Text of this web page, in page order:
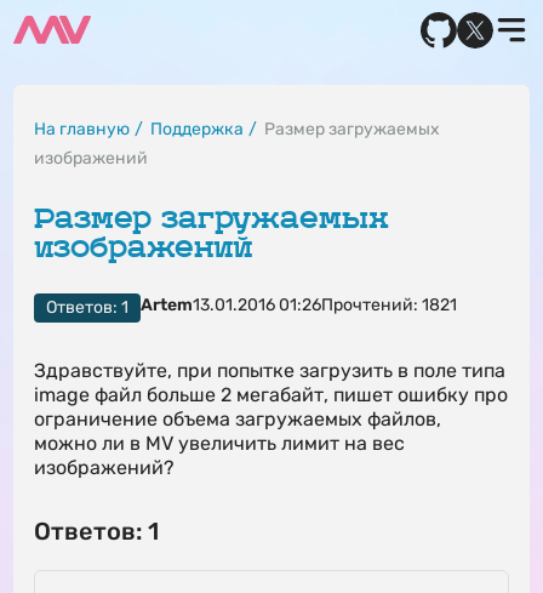
На главную Поддержка
Размер загружаемых
изображений
Размер загружаемых
изображений
Ответов: 1 Artem13.01.2016 01:26Прочтений: 1821
Здравствуйте, при попытке загрузить в поле типа
image файл больше 2 мегабайт, пишет ошибку про
ограничение объема загружаемых файлов,
можно ли в MV увеличить лимит на вес
изображений?
Ответов: 1